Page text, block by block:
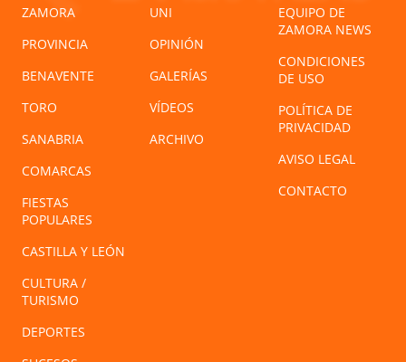
ZAMORA
PROVINCIA
BENAVENTE
TORO
SANABRIA
COMARCAS
FIESTAS
POPULARES
CASTILLA Y LEÓN
CULTURA /
TURISMO
DEPORTES
UNI
OPINIÓN
GALERÍAS
VÍDEOS
ARCHIVO
EQUIPO DE
ZAMORA NEWS
CONDICIONES
DE USO
POLÍTICA DE
PRIVACIDAD
AVISO LEGAL
CONTACTO